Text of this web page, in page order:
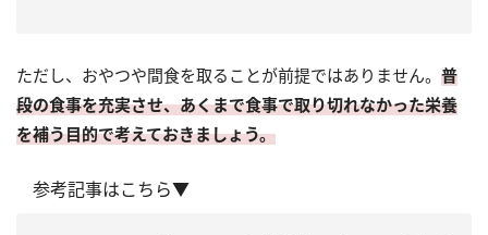
ただし、おやつや間食を取ることが前提ではありません。 普
段の食事を充実させ、あくまで食事で取り切れなかった栄養
を補う目的で考えておきましょう。
参考記事はこちら▼